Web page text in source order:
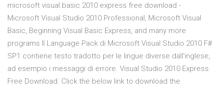
microsoft visual basic 2010 express free download -
Microsoft Visual Studio 2010 Professional, Microsoft Visual
Basic, Beginning Visual Basic Express, and many more
programs Il Language Pack di Microsoft Visual Studio 2010 F#
SP1 contiene testo tradotto per le lingue diverse dall'inglese,
ad esempio i messaggi di errore. Visual Studio 2010 Express
Free Download. Click the below link to download the